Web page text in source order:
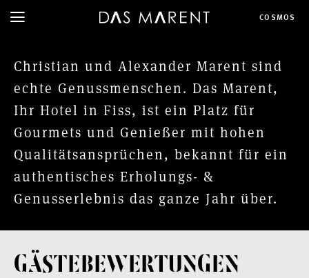
COSMOS
Christian und Alexander Marent sind
echte Genussmenschen. Das Marent,
Ihr Hotel in Fiss, ist ein Platz für
Gourmets und Genießer mit hohen
Qualitätsansprüchen, bekannt für ein
authentisches Erholungs- &
Genusserlebnis das ganze Jahr über.
GÄSTEBEWERTUNGEN